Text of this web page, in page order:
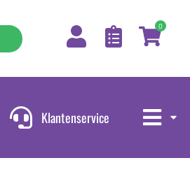
0
Klantenservice